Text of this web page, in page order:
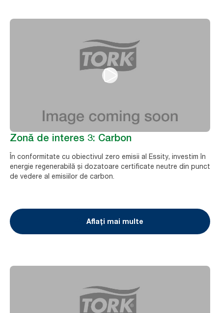
Zonă de interes 3: Carbon
În conformitate cu obiectivul zero emisii al Essity, investim în
energie regenerabilă și dozatoare certificate neutre din punct
de vedere al emisiilor de carbon.
Aflați mai multe